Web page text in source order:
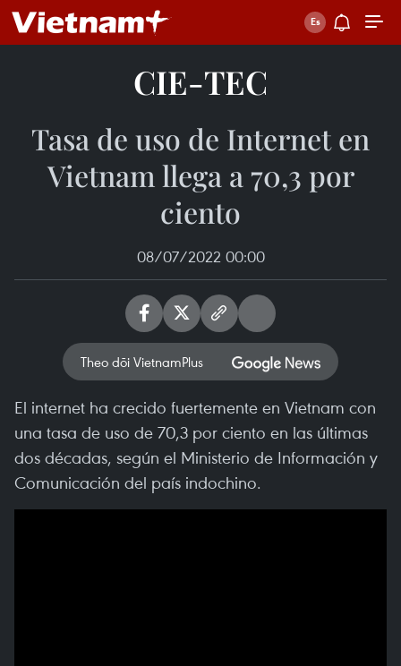
CIE-TEC
Tasa de uso de Internet en
Vietnam llega a 70,3 por
ciento
08/07/2022 00:00
Theo dõi VietnamPlus
El internet ha crecido fuertemente en Vietnam con
una tasa de uso de 70,3 por ciento en las últimas
dos décadas, según el Ministerio de Información y
Comunicación del país indochino.